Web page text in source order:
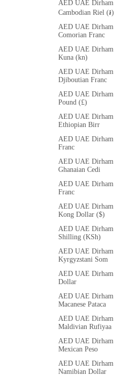
AED UAE Dirham
Cambodian Riel (៛)
AED UAE Dirham
Comorian Franc
AED UAE Dirham
Kuna (kn)
AED UAE Dirham
Djiboutian Franc
AED UAE Dirham
Pound (£)
AED UAE Dirham
Ethiopian Birr
AED UAE Dirham
Franc
AED UAE Dirham
Ghanaian Cedi
AED UAE Dirham
Franc
AED UAE Dirham
Kong Dollar ($)
AED UAE Dirham
Shilling (KSh)
AED UAE Dirham
Kyrgyzstani Som
AED UAE Dirham
Dollar
AED UAE Dirham
Macanese Pataca
AED UAE Dirham
Maldivian Rufiyaa
AED UAE Dirham
Mexican Peso
AED UAE Dirham
Namibian Dollar